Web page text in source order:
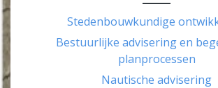
Stedenbouwkundige
Bestuurlijke advisering en
planprocessen
Nautische advisering